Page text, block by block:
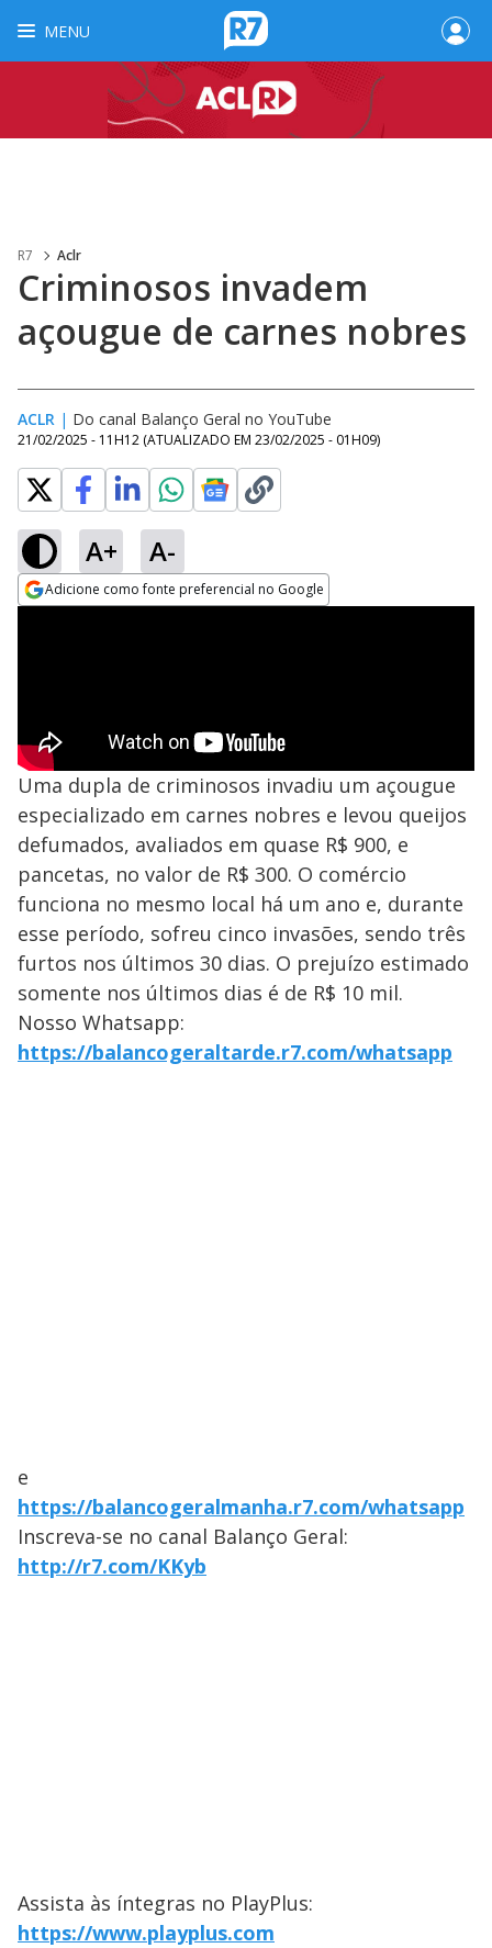
MENU
R7 Aclr
Criminosos invadem
açougue de carnes nobres
ACLR | Do canal Balanço Geral no YouTube
21/02/2025 - 11H12 (ATUALIZADO EM 23/02/2025 - 01H09)
A+ A-
Adicione como fonte preferencial no Google
Uma dupla de criminosos invadiu um açougue
especializado em carnes nobres e levou queijos
defumados, avaliados em quase R$ 900, e
pancetas, no valor de R$ 300. O comércio
funciona no mesmo local há um ano e, durante
esse período, sofreu cinco invasões, sendo três
furtos nos últimos 30 dias. O prejuízo estimado
somente nos últimos dias é de R$ 10 mil.
Nosso Whatsapp:
https://balancogeraltarde.r7.com/whatsapp
e
https://balancogeralmanha.r7.com/whatsapp
Inscreva-se no canal Balanço Geral:
http://r7.com/KKyb
Assista às íntegras no PlayPlus:
https://www.playplus.com